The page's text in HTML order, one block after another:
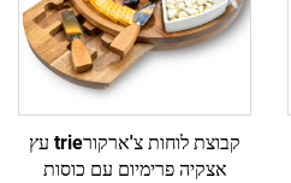
קבוצת לוחות צ'ארקורtrie עץ
אצקיה פרימיום עם כוסות